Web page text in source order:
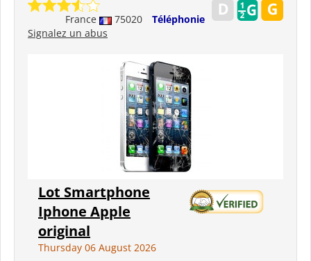
France 75020
Téléphonie
Signalez un abus
Lot Smartphone
Iphone Apple
original
Thursday 06 August 2026